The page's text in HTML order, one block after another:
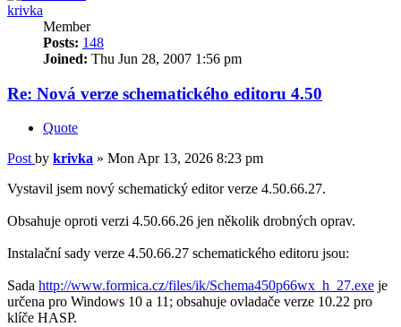
krivka
Member
Posts: 148
Joined: Thu Jun 28, 2007 1:56 pm
Re: Nová verze schematického editoru 4.50
Quote
Post by krivka » Mon Apr 13, 2026 8:23 pm
Vystavil jsem nový schematický editor verze 4.50.66.27.
Obsahuje oproti verzi 4.50.66.26 jen několik drobných oprav.
Instalační sady verze 4.50.66.27 schematického editoru jsou:
Sada http://www.formica.cz/files/ik/Schema450p66wx_h_27.exe je
určena pro Windows 10 a 11; obsahuje ovladače verze 10.22 pro
klíče HASP.